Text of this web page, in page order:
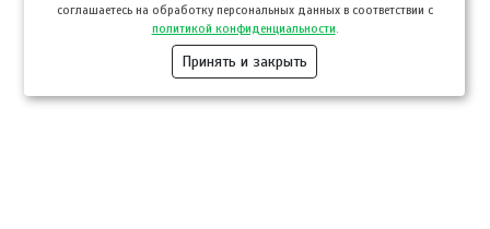
соглашаетесь на обработку персональных данных в соответствии с
политикой конфиденциальности
Принять и закрыть